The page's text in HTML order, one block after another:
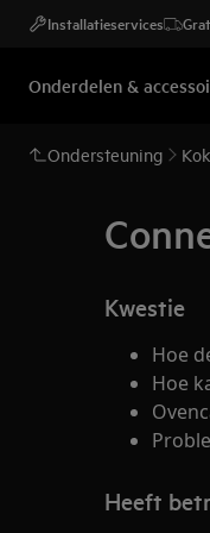
Installatieservices
Onderdelen &
Ondersteuning
Kwestie
Hoe
Hoe
Heeft